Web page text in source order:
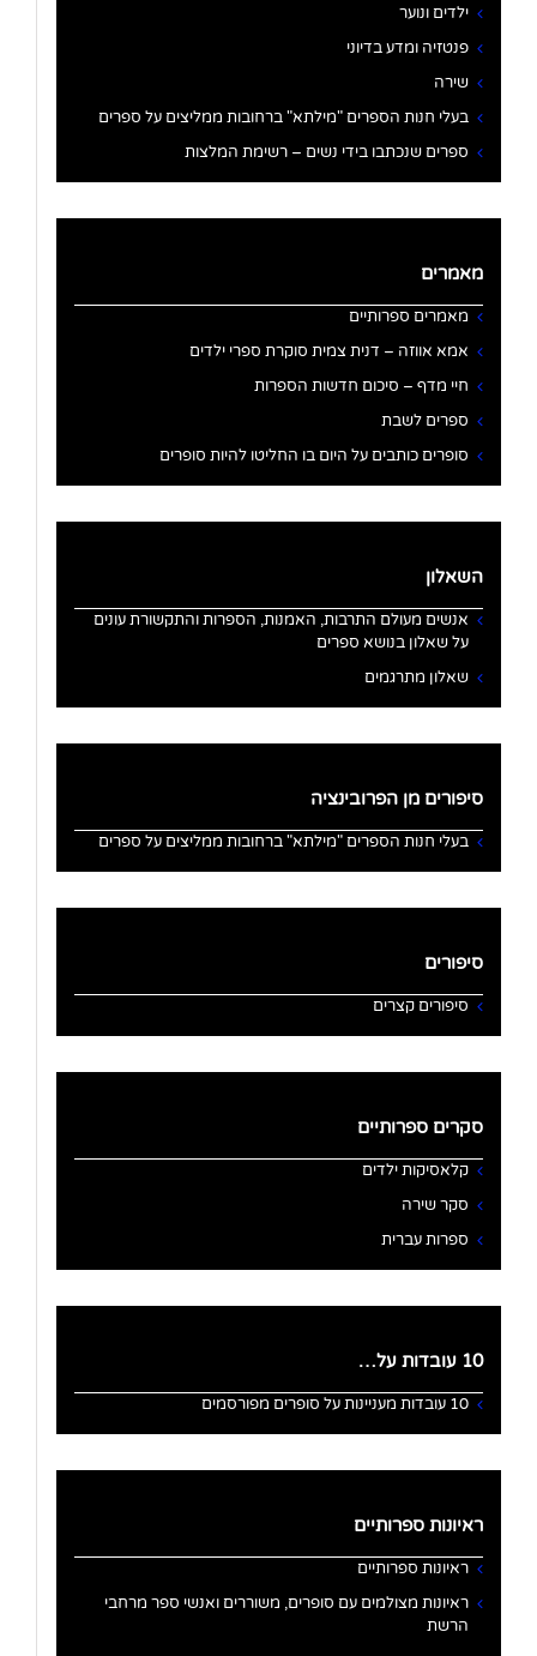
ילדים ונוער
פנטזיה ומדע בדיוני
שירה
בעלי חנות הספרים "מילתא" ברחובות ממליצים על ספרים
ספרים שנכתבו בידי נשים – רשימת המלצות
מאמרים
מאמרים ספרותיים
אמא אווזה – דנית צמית סוקרת ספרי ילדים
חיי מדף – סיכום חדשות הספרות
ספרים לשבת
סופרים כותבים על היום בו החליטו להיות סופרים
השאלון
אנשים מעולם התרבות, האמנות, הספרות והתקשורת עונים
על שאלון בנושא ספרים
שאלון מתרגמים
סיפורים מן הפרובינציה
בעלי חנות הספרים "מילתא" ברחובות ממליצים על ספרים
סיפורים
סיפורים קצרים
סקרים ספרותיים
קלאסיקות ילדים
סקר שירה
ספרות עברית
10 עובדות על…
10 עובדות מעניינות על סופרים מפורסמים
ראיונות ספרותיים
ראיונות ספרותיים
ראיונות מצולמים עם סופרים, משוררים ואנשי ספר מרחבי
הרשת